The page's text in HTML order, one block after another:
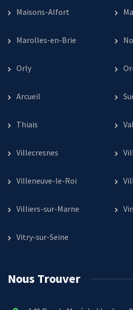
Maisons-Alfort
Marolles-en-Brie
Orly
Arcueil
Thiais
Villecresnes
Villeneuve-le-Roi
Villiers-sur-Marne
Vitry-sur-Seine
Nous Trouver